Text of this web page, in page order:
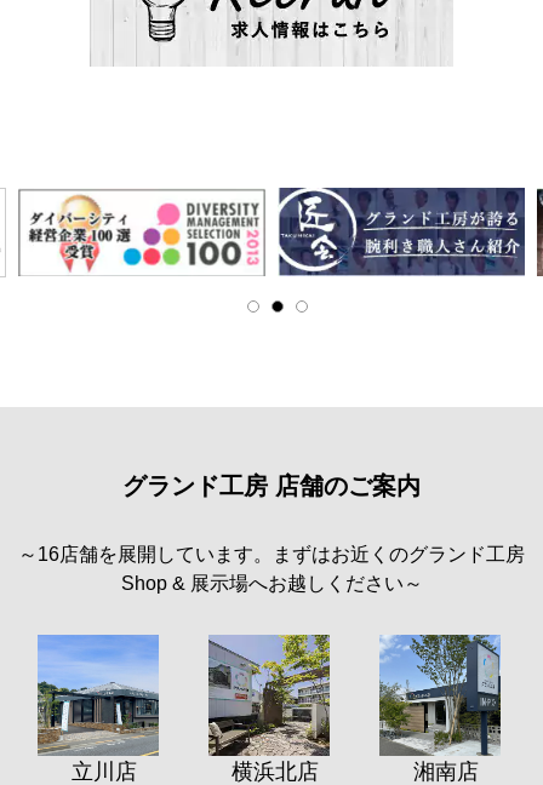
グランド工房 店舗のご案内
～16店舗を展開しています。まずはお近くのグランド工房
Shop & 展示場へお越しください～
立川店 横浜北店 湘南店